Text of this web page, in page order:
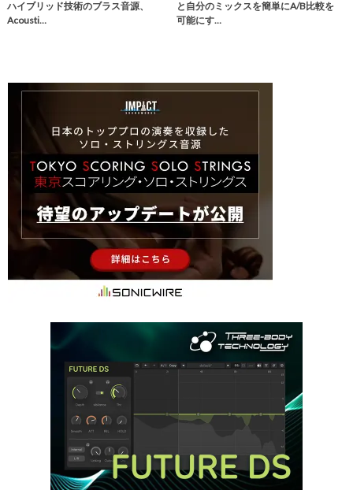
ハイブリッド技術のブラス音源、
Acousti…
と自分のミックスを簡単にA/B比較を
可能にす…